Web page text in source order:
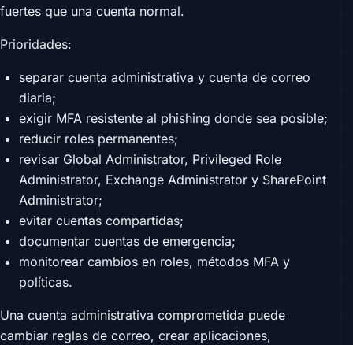
fuertes que una cuenta normal.
Prioridades:
separar cuenta administrativa y cuenta de correo
diaria;
exigir MFA resistente al phishing donde sea posible;
reducir roles permanentes;
revisar Global Administrator, Privileged Role
Administrator, Exchange Administrator y SharePoint
Administrator;
evitar cuentas compartidas;
documentar cuentas de emergencia;
monitorear cambios en roles, métodos MFA y
políticas.
Una cuenta administrativa comprometida puede
cambiar reglas de correo, crear aplicaciones,